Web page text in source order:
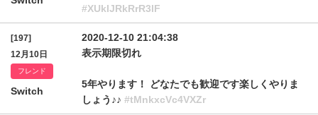
#XUklJRkRrR3lF
[197]
12月10日
フレンド
Switch
2020-12-10 21:04:38
表示期限切れ
5年やります！ どなたでも歓迎です楽しくやりま
しょう♪♪ #tMnkxcVc4VXZr